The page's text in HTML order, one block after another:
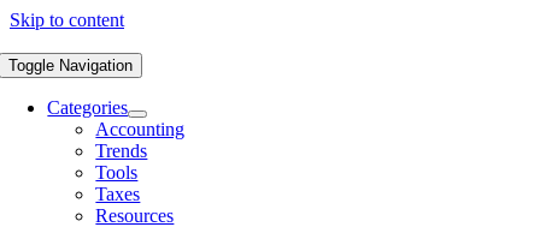
Skip to content
Toggle Navigation
Categories
Accounting
Trends
Tools
Taxes
Resources